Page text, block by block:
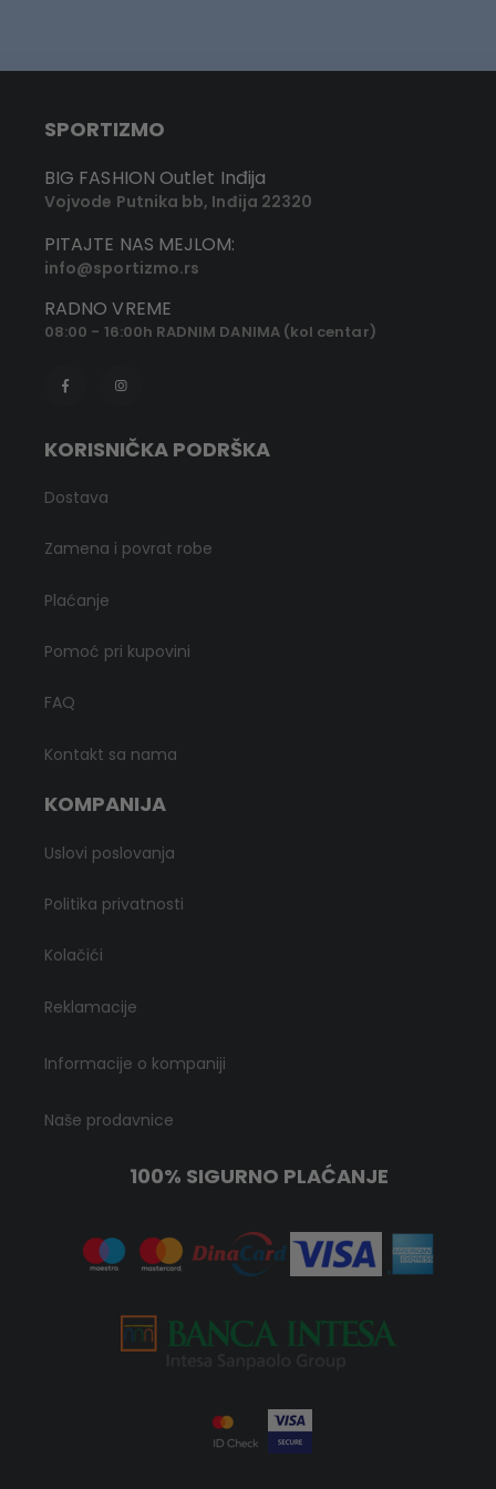
SPORTIZMO
BIG FASHION Outlet Inđija
Vojvode Putnika bb, Inđija 22320
PITAJTE NAS MEJLOM:
info@sportizmo.rs
RADNO VREME
08:00 - 16:00h RADNIM DANIMA (kol centar)
KORISNIČKA PODRŠKA
Dostava
Zamena i povrat robe
Plaćanje
Pomoć pri kupovini
FAQ
Kontakt sa nama
KOMPANIJA
Uslovi poslovanja
Politika privatnosti
Kolačići
Reklamacije
Informacije o kompaniji
Naše prodavnice
100% SIGURNO PLAĆANJE